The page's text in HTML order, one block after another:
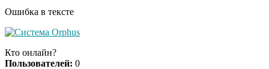
Ошибка в тексте
Кто онлайн?
Пользователей: 0